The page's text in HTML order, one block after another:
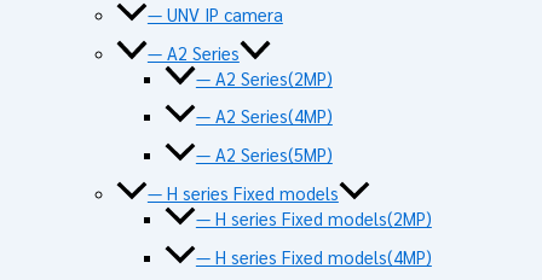
— UNV IP camera
— A2 Series
— A2 Series(2MP)
— A2 Series(4MP)
— A2 Series(5MP)
— H series Fixed models
— H series Fixed models(2MP)
— H series Fixed models(4MP)